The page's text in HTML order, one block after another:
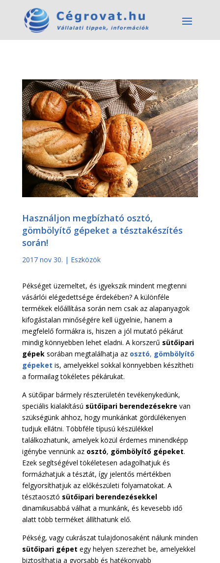
Használjon megbízható osztó,
gömbölyítő gépeket a tésztakészítés
során!
2017 nov 30. | Eszközök
Pékséget üzemeltet, és igyekszik mindent megtenni
vásárlói elégedettsége érdekében? A különféle
termékek előállítása során nem csak az alapanyagok
kifogástalan minőségére kell ügyelnie, hanem a
megfelelő formákra is, hiszen a jól mutató pékárut
mindig könnyebben lehet eladni. A korszerű sütőipari
gépeksorában megtalálhatja az osztó, gömbölyítő
gépeket is, amelyekkel sokkal könnyebben készítheti
a formailag tökéletes pékárukat.
A sütőipar bármely részterületén tevékenykedünk,
speciális kialakítású sütőipari berendezésekre van
szükségünk ahhoz, hogy munkánkat gördülékenyen
tudjuk ellátni. Többféle típusú készülékkel
találkozhatunk, amelyek közül érdemes minendképp
igénybe vennünk az osztó, gömbölyítő gépeket.
Ezek segítségével tökéletesen adagolhatjuk és
formázhatjuk a tésztát, így jelentős mértékben
felgyorsíthatjuk az előkészületi folyamatokat. A
tésztaosztó sütőipari berendezésekkel
dinamikusabbá válhat a munkánk, és kevesebb idő
alatt több terméket állíthatunk elő.
Pékség, vagy cukrászat tulajdonosaként nálunk minden
sütőipari gépet egy helyen szerezhet be, amelyekkel
biztosíthatja a gyorsabb és hatékonyabb